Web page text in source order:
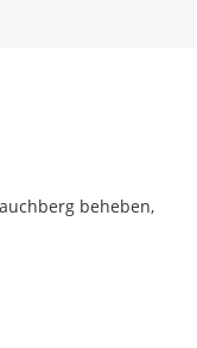
beheben,